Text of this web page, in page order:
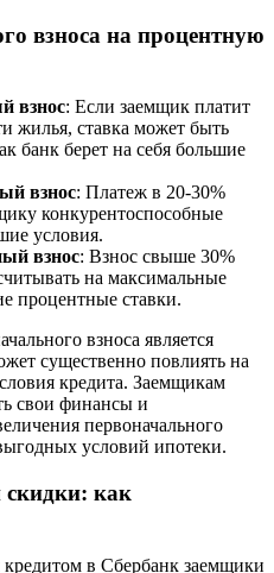
взноса на процентную
взнос: Если заемщик платит
жилья, ставка может быть
банк берет на себя большие
взнос: Платеж в 20-30%
конкурентоспособные
условия.
взнос: Взнос свыше 30%
на максимальные
процентные ставки.
взноса является
существенно повлиять на
кредита. Заемщикам
свои финансы и
первоначального
условий ипотеки.
как
в Сбербанк заемщики